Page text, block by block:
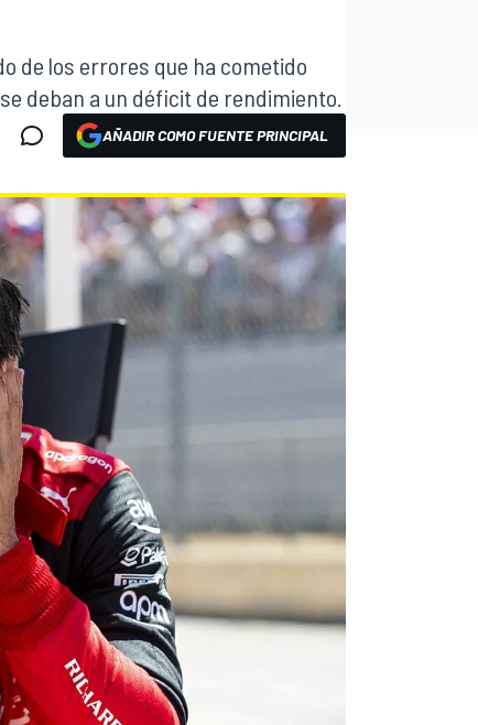
de los errores que ha cometido
deban a un déficit de rendimiento.
AÑADIR COMO FUENTE PRINCIPAL